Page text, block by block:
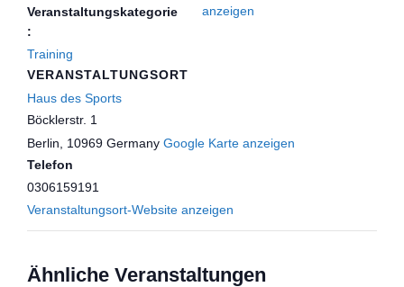
Veranstaltungskategorie
:
Training
VERANSTALTUNGSORT
Haus des Sports
Böcklerstr. 1
Berlin
10969 Germany Google Karte anzeigen
Telefon
0306159191
Veranstaltungsort-Website anzeigen
anzeigen
Ähnliche Veranstaltungen